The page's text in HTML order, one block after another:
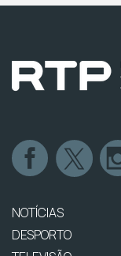
NOTÍCIAS
DESPORTO